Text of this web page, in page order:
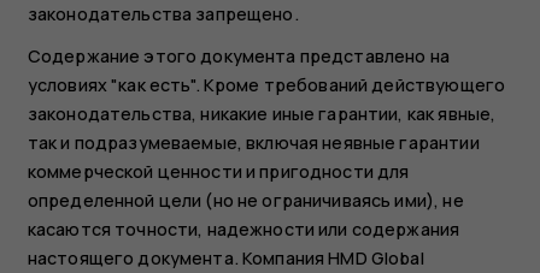
законодательства запрещено.
Содержание этого документа представлено на
условиях "как есть". Кроме требований действующего
законодательства, никакие иные гарантии, как явные,
так и подразумеваемые, включая неявные гарантии
коммерческой ценности и пригодности для
определенной цели (но не ограничиваясь ими), не
касаются точности, надежности или содержания
настоящего документа. Компания HMD Global